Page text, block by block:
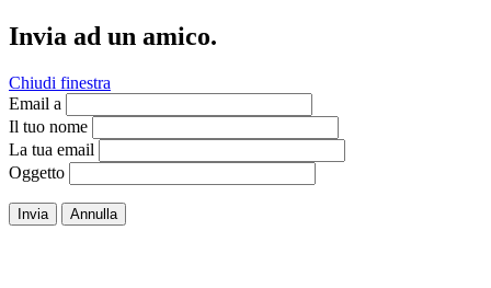
Invia ad un amico.
Chiudi finestra
Email a
Il tuo nome
La tua email
Oggetto
Invia Annulla